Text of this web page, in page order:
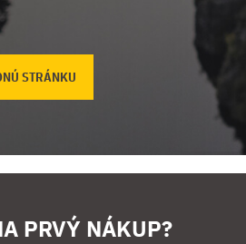
STRÁNKU
PRVÝ NÁKUP?